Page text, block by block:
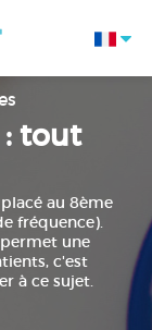
: tout
au 8ème
fréquence).
une
c'est
à ce sujet.